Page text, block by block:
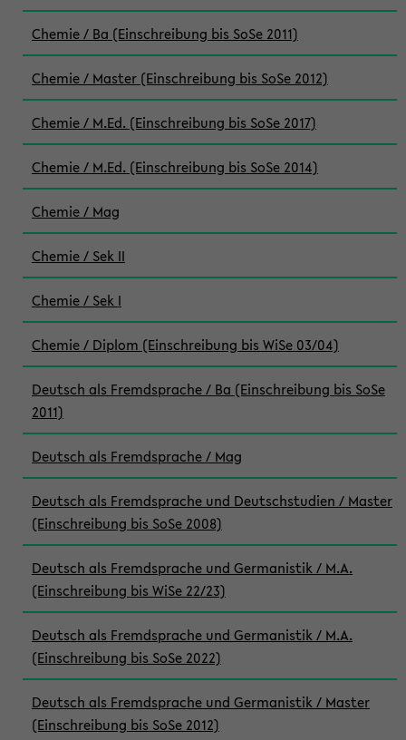
Chemie / Ba (Einschreibung bis SoSe 2011)
Chemie / Master (Einschreibung bis SoSe 2012)
Chemie / M.Ed. (Einschreibung bis SoSe 2017)
Chemie / M.Ed. (Einschreibung bis SoSe 2014)
Chemie / Mag
Chemie / Sek II
Chemie / Sek I
Chemie / Diplom (Einschreibung bis WiSe 03/04)
Deutsch als Fremdsprache / Ba (Einschreibung bis SoSe
2011)
Deutsch als Fremdsprache / Mag
Deutsch als Fremdsprache und Deutschstudien / Master
(Einschreibung bis SoSe 2008)
Deutsch als Fremdsprache und Germanistik / M.A.
(Einschreibung bis WiSe 22/23)
Deutsch als Fremdsprache und Germanistik / M.A.
(Einschreibung bis SoSe 2022)
Deutsch als Fremdsprache und Germanistik / Master
(Einschreibung bis SoSe 2012)